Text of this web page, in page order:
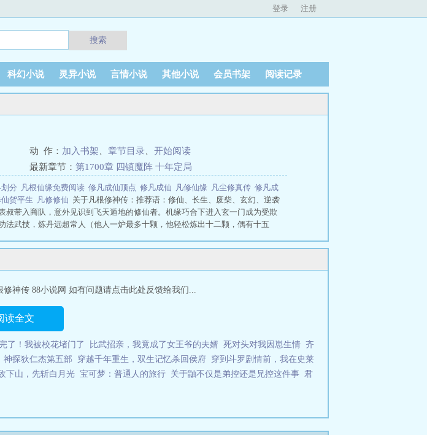
登录 注册
搜索
科幻小说 灵异小说 言情小说 其他小说 会员书架 阅读记录
动 作： 加入书架 章节目录
开始阅读
最新章节： 第1700章 四镇魔阵 十年定局
分 凡根仙缘免费阅读 修凡成仙顶点 修凡成仙 凡修仙缘 凡尘修真传 修凡成
贺平生 凡修修仙 关于凡根修神传：推荐语：修仙、长生、废柴、玄幻、逆袭
叔带入商队，意外见识到飞天遁地的修仙者。机缘巧合下进入玄一门成为受欺
武技，炼丹远超常人（他人一炉最多十颗，他轻松炼出十二颗，偶有十五
族、魔族、妖族威胁及人族内斗，他于混乱之域杀出血路，靠炼丹生意暴富，
界，万族林立且人族势弱内斗，陈凡带伙伴凭灵魂空间推演能力，于危机中
尊，守护苍生大地成为永恒传说。凡根修神传
神传 88小说网 如有问题请点击此处反馈给我们...
读全文
了！我被校花堵门了 比武招亲，我竟成了女王爷的夫婿 死对头对我因崽生情 齐
神探狄仁杰第五部 穿越千年重生，双生记忆杀回侯府 穿到斗罗剧情前，我在史莱
下山，先斩白月光 宝可梦：普通人的旅行 关于鼬不仅是弟控还是兄控这件事 君